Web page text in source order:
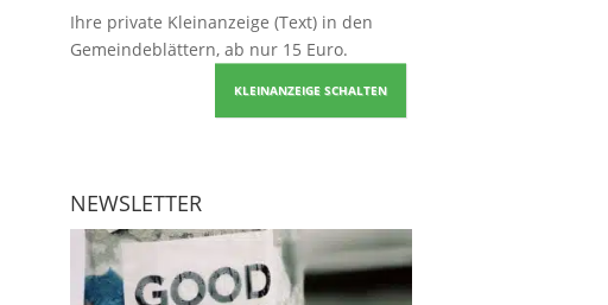
Ihre private Kleinanzeige (Text) in den
Gemeindeblättern, ab nur 15 Euro.
KLEINANZEIGE SCHALTEN
NEWSLETTER